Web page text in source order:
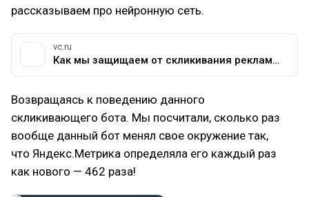
рассказываем про нейронную сеть.
vc.ru
Как мы защищаем от скликивания рекламы «Яндекс.Директа», используя машинное обучение — Сервисы на vc.ru
Возвращаясь к поведению данного
скликивающего бота. Мы посчитали, сколько раз
вообще данный бот менял свое окружение так,
что Яндекс.Метрика определяла его каждый раз
как нового — 462 раза!